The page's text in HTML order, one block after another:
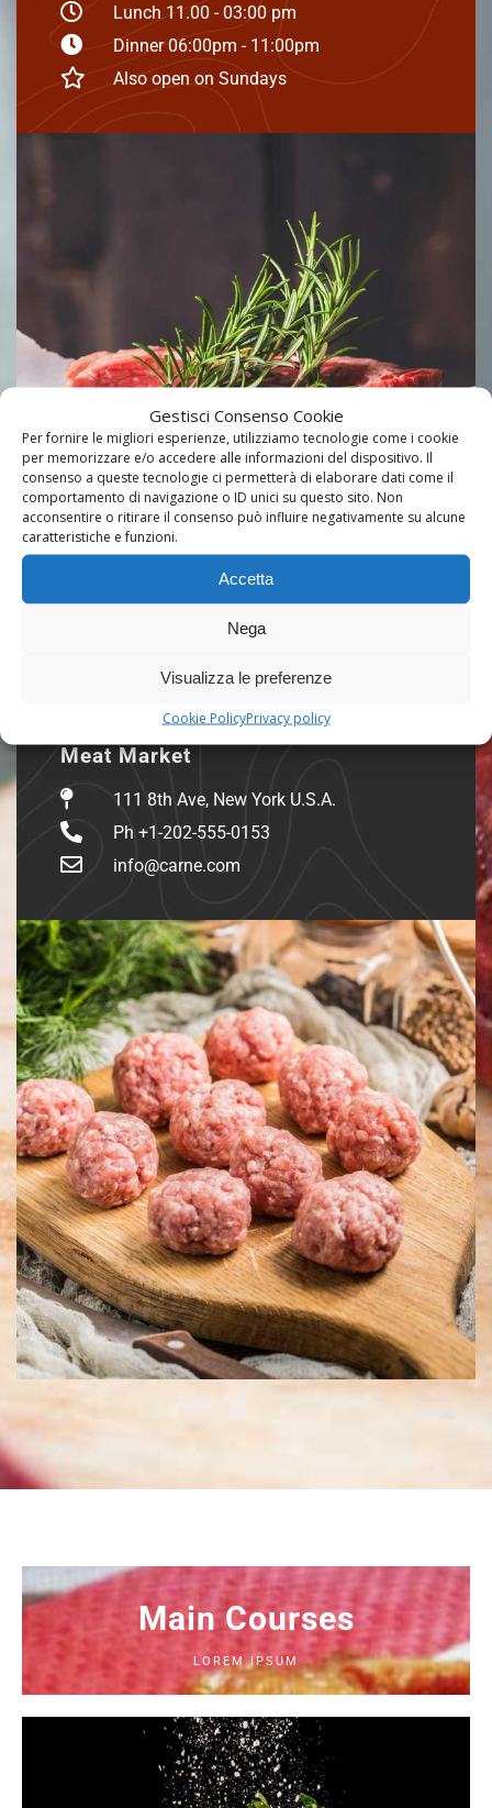
Gestisci Consenso Cookie
Per fornire le migliori esperienze, utilizziamo tecnologie come i cookie
per memorizzare e/o accedere alle informazioni del dispositivo. Il
consenso a queste tecnologie ci permetterà di elaborare dati come il
comportamento di navigazione o ID unici su questo sito. Non
acconsentire o ritirare il consenso può influire negativamente su alcune
caratteristiche e funzioni.
Accetta
Nega
Visualizza le preferenze
Cookie PolicyPrivacy policy
Lunch 11.00 - 03:00 pm
Dinner 06:00pm - 11:00pm
Also open on Sundays
03
Meat Market
111 8th Ave, New York U.S.A.
Ph +1-202-555-0153
info@carne.com
Main Courses
LOREM IPSUM